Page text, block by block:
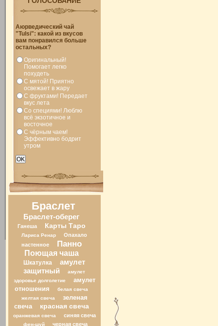
Аюрведический чай
"Tulsi": какой из вкусов
вам понравился больше
остальных?
Оригинальный!
Помогает легко
похудеть
С мятой! Приятно
освежает в жару
С фруктами! Передает
вкус лета
Со специями! Люблю
всё экзотичное и
восточное
С чёрным чаем!
Эффективно бодрит
утром
Браслет
Браслет-оберег
Ганеша Карты Таро
Лариса Ренар
Опахало
настенное
Панно
Поющая чаша
Шкатулка
амулет
защитный
амулет
здоровье долголетие
амулет
отношения
белая свеча
желтая свеча
зеленая
свеча
красная свеча
оранжевая свеча синяя свеча
фен-шуй черная свеча